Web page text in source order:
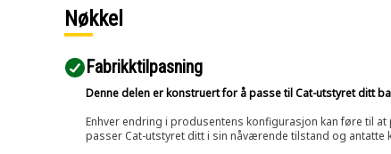
Nøkkel
Fabrikktilpasning
Denne delen er konstruert for å passe til Cat-utstyret ditt
Enhver endring i produsentens konfigurasjon kan føre til
passer Cat-utstyret ditt i sin nåværende tilstand og antatte